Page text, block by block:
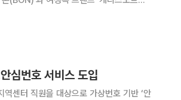
과
심번호 서비스 도입
센터 직원을 대상으로 가상번호 기반 ‘안